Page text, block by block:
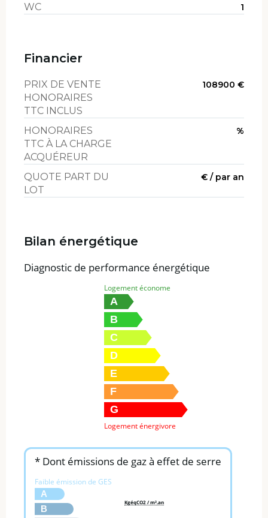
WC 1
Financier
PRIX DE VENTE
HONORAIRES
TTC INCLUS
108900 €
HONORAIRES
TTC À LA CHARGE
ACQUÉREUR
%
QUOTE PART DU
LOT
€ / par an
Bilan énergétique
Diagnostic de performance énergétique
Logement économe
A
B
C
D
E
F
G
Logement énergivore
* Dont émissions de gaz à effet de serre
Faible émission de GES
A
B
KgéqCO2 / m².an